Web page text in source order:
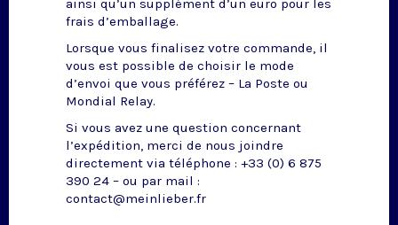
ainsi qu’un supplément d’un euro pour les
frais d’emballage.
Lorsque vous finalisez votre commande, il
vous est possible de choisir le mode
d’envoi que vous préférez – La Poste ou
Mondial Relay.
Si vous avez une question concernant
l’expédition, merci de nous joindre
directement via téléphone : +33 (0) 6 875
390 24 – ou par mail :
contact@meinlieber.fr